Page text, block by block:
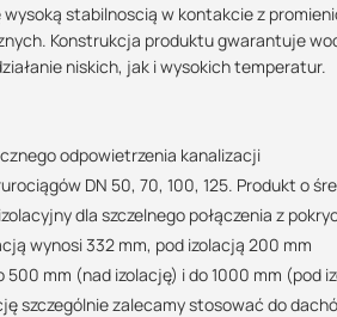
stabilnoscią w kontakcie z
Konstrukcja produktu gwarantuje
niskich, jak i wysokich temperatur.
odpowietrzenia kanalizacji
DN 50, 70, 100, 125. Produkt o
dla szczelnego połączenia z
wynosi 332 mm, pod izolacją 200 mm
mm (nad izolację) i do 1000 mm (pod
szczególnie zalecamy stosować do
profesjonalną obsługę logistyczną oraz
50 BIT
Dominik